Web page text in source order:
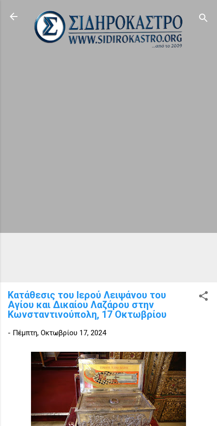
Μετάβαση στο κύριο περιεχόμενο
Κατάθεσις του Ιερού Λειψάνου του
Αγίου και Δικαίου Λαζάρου στην
Κωνσταντινούπολη, 17 Οκτωβρίου
- Πέμπτη, Οκτωβρίου 17, 2024